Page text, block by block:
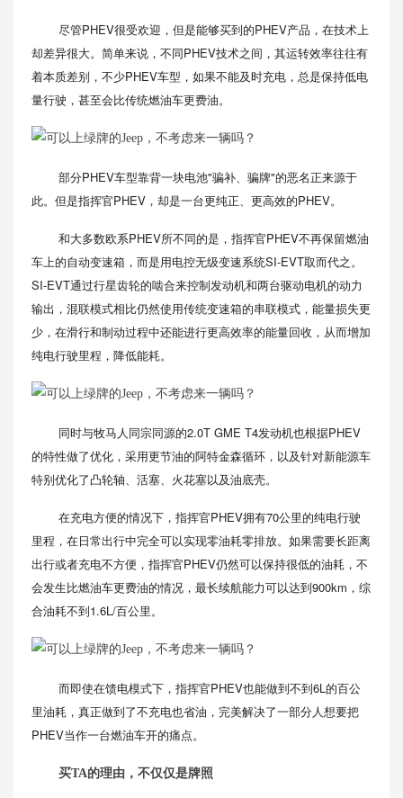
尽管PHEV很受欢迎，但是能够买到的PHEV产品，在技术上
却差异很大。简单来说，不同PHEV技术之间，其运转效率往往有
着本质差别，不少PHEV车型，如果不能及时充电，总是保持低电
量行驶，甚至会比传统燃油车更费油。
部分PHEV车型靠背一块电池"骗补、骗牌"的恶名正来源于
此。但是指挥官PHEV，却是一台更纯正、更高效的PHEV。
和大多数欧系PHEV所不同的是，指挥官PHEV不再保留燃油
车上的自动变速箱，而是用电控无级变速系统SI-EVT取而代之。
SI-EVT通过行星齿轮的啮合来控制发动机和两台驱动电机的动力
输出，混联模式相比仍然使用传统变速箱的串联模式，能量损失更
少，在滑行和制动过程中还能进行更高效率的能量回收，从而增加
纯电行驶里程，降低能耗。
同时与牧马人同宗同源的2.0T GME T4发动机也根据PHEV
的特性做了优化，采用更节油的阿特金森循环，以及针对新能源车
特别优化了凸轮轴、活塞、火花塞以及油底壳。
在充电方便的情况下，指挥官PHEV拥有70公里的纯电行驶
里程，在日常出行中完全可以实现零油耗零排放。如果需要长距离
出行或者充电不方便，指挥官PHEV仍然可以保持很低的油耗，不
会发生比燃油车更费油的情况，最长续航能力可以达到900km，综
合油耗不到1.6L/百公里。
而即使在馈电模式下，指挥官PHEV也能做到不到6L的百公
里油耗，真正做到了不充电也省油，完美解决了一部分人想要把
PHEV当作一台燃油车开的痛点。
买TA的理由，不仅仅是牌照